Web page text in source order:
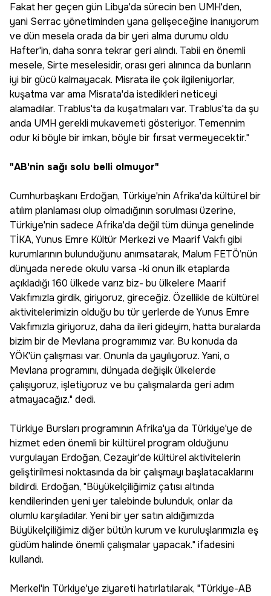
Fakat her geçen gün Libya'da sürecin ben UMH'den,
yani Serrac yönetiminden yana gelişeceğine inanıyorum
ve dün mesela orada da bir yeri alma durumu oldu
Hafter'in, daha sonra tekrar geri alındı. Tabii en önemli
mesele, Sirte meselesidir, orası geri alınınca da bunların
iyi bir gücü kalmayacak. Misrata ile çok ilgileniyorlar,
kuşatma var ama Misrata'da istedikleri neticeyi
alamadılar. Trablus'ta da kuşatmaları var. Trablus'ta da şu
anda UMH gerekli mukavemeti gösteriyor. Temennim
odur ki böyle bir imkan, böyle bir fırsat vermeyecektir."
"AB'nin sağı solu belli olmuyor"
Cumhurbaşkanı Erdoğan, Türkiye'nin Afrika'da kültürel bir
atılım planlaması olup olmadığının sorulması üzerine,
Türkiye'nin sadece Afrika'da değil tüm dünya genelinde
TİKA, Yunus Emre Kültür Merkezi ve Maarif Vakfı gibi
kurumlarının bulunduğunu anımsatarak, Malum FETÖ’nün
dünyada nerede okulu varsa -ki onun ilk etaplarda
açıkladığı 160 ülkede varız biz- bu ülkelere Maarif
Vakfımızla girdik, giriyoruz, gireceğiz. Özellikle de kültürel
aktivitelerimizin olduğu bu tür yerlerde de Yunus Emre
Vakfımızla giriyoruz, daha da ileri gideyim, hatta buralarda
bizim bir de Mevlana programımız var. Bu konuda da
YÖK'ün çalışması var. Onunla da yayılıyoruz. Yani, o
Mevlana programını, dünyada değişik ülkelerde
çalışıyoruz, işletiyoruz ve bu çalışmalarda geri adım
atmayacağız." dedi.
Türkiye Bursları programının Afrika'ya da Türkiye'ye de
hizmet eden önemli bir kültürel program olduğunu
vurgulayan Erdoğan, Cezayir'de kültürel aktivitelerin
geliştirilmesi noktasında da bir çalışmayı başlatacaklarını
bildirdi. Erdoğan, "Büyükelçiliğimiz çatısı altında
kendilerinden yeni yer talebinde bulunduk, onlar da
olumlu karşıladılar. Yeni bir yer satın aldığımızda
Büyükelçiliğimiz diğer bütün kurum ve kuruluşlarımızla eş
güdüm halinde önemli çalışmalar yapacak." ifadesini
kullandı.
Merkel'in Türkiye'ye ziyareti hatırlatılarak, "Türkiye-AB